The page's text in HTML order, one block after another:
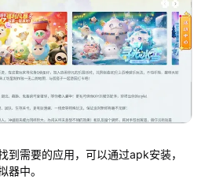
到需要的应用，可以通过apk安装，
器中。